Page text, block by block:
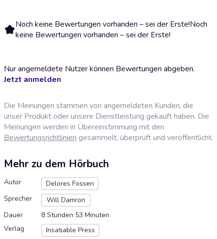
Noch keine Bewertungen vorhanden – sei der Erste!Noch
keine Bewertungen vorhanden – sei der Erste!
Nur angemeldete Nutzer können Bewertungen abgeben.
Jetzt anmelden
Die Meinungen stammen von angemeldeten Kunden, die
unser Produkt oder unsere Dienstleistung gekauft haben. Die
Meinungen werden in Übereinstimmung mit den
Bewertungsrichtlinien gesammelt, überprüft und veröffentlicht.
Mehr zu dem Hörbuch
Autor
Delores Fossen
Sprecher
Will Damron
Dauer
8 Stunden 53 Minuten
Verlag
Insatiable Press